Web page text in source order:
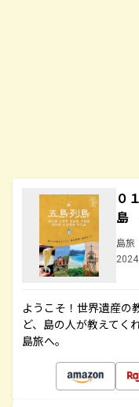
０
島
島旅
ようこそ！世界遺産の
ど、島の人が教えてく
島旅へ。